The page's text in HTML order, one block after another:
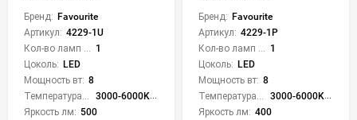
Бренд: Favourite
Артикул: 4229-1U
1
Цоколь: LED
Мощность вт: 8
3000-6000K (плавная рег.)
Яркость лм: 500
Бренд: Favourite
Артикул: 4229-1P
1
Цоколь: LED
Мощность вт: 8
3000-6000K (плавная рег.)
Яркость лм: 400